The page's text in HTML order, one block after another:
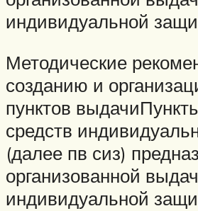
индивидуальной
Методические
созданию и
пунктов
средств
(далее пв сиз)
организованной
индивидуальной